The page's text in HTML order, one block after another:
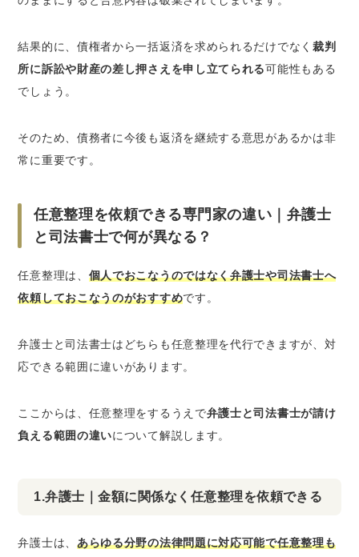
結果的に、債権者から一括返済を求められるだけでなく 裁判
所に訴訟や財産の差し押さえを申し立てられる可能性もある
でしょう。
そのため、債務者に今後も返済を継続する意思があるかは非
常に重要です。
任意整理を依頼できる専門家の違い｜弁護士
と司法書士で何が異なる？
任意整理は、 個人でおこなうのではなく弁護士や司法書士へ
依頼しておこなうのがおすすめです。
弁護士と司法書士はどちらも任意整理を代行できますが、対
応できる範囲に違いがあります。
ここからは、任意整理をするうえで弁護士と司法書士が請け
負える範囲の違いについて解説します。
1.弁護士｜金額に関係なく任意整理を依頼できる
弁護士は、 あらゆる分野の法律問題に対応可能で任意整理も